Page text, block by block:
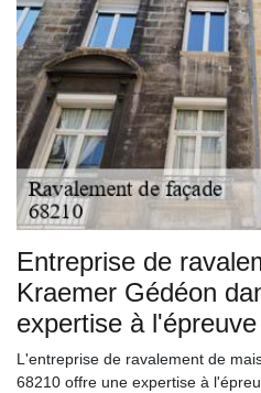
Entreprise de
Kraemer Gédéon
expertise à
L'entreprise de ravalement de
68210 offre une expertise à